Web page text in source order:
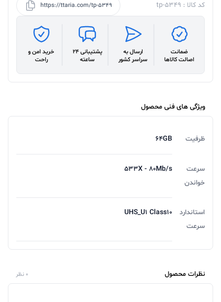
کد کالا : tp-5349 https://ttaria.com/tp-5349
ضمانت
اصالت کالاها
ارسال به
سراسر کشور
پشتیبانی 24
ساعته
خرید امن و
راحت
ویژگی های فنی محصول
ظرفیت 64GB
سرعت
خواندن
533X - 80Mb/s
استاندارد
سرعت
UHS_U1 Class10
نظرات محصول 0 نظر